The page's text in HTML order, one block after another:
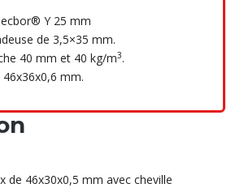
Y 25 mm
de 3,5×35 mm.
40 mm et 40 kg/m3.
mm.
de 46x30x0,5 mm avec cheville